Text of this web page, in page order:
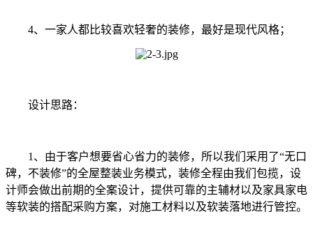
4、一家人都比较喜欢轻奢的装修，最好是现代风格；
设计思路：
1、由于客户想要省心省力的装修，所以我们采用了“无口
碑，不装修”的全屋整装业务模式，装修全程由我们包揽，设
计师会做出前期的全案设计，提供可靠的主辅材以及家具家电
等软装的搭配采购方案，对施工材料以及软装落地进行管控。